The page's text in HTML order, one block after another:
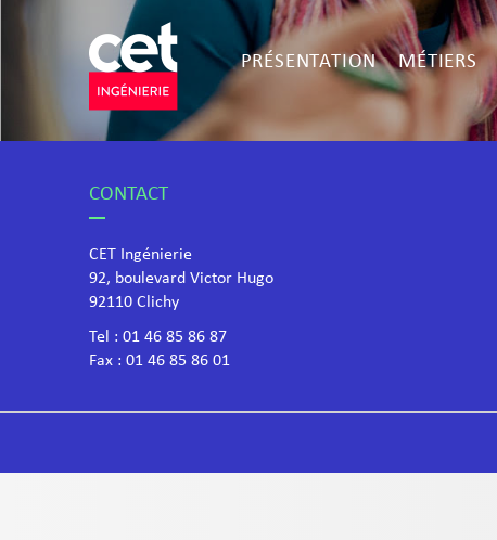
PRÉSENTATION MÉTIERS
CONTACT
CET Ingénierie
92, boulevard Victor Hugo
​92110 Clichy
Tel : 01 46 85 86 87
Fax : 01 46 85 86 01